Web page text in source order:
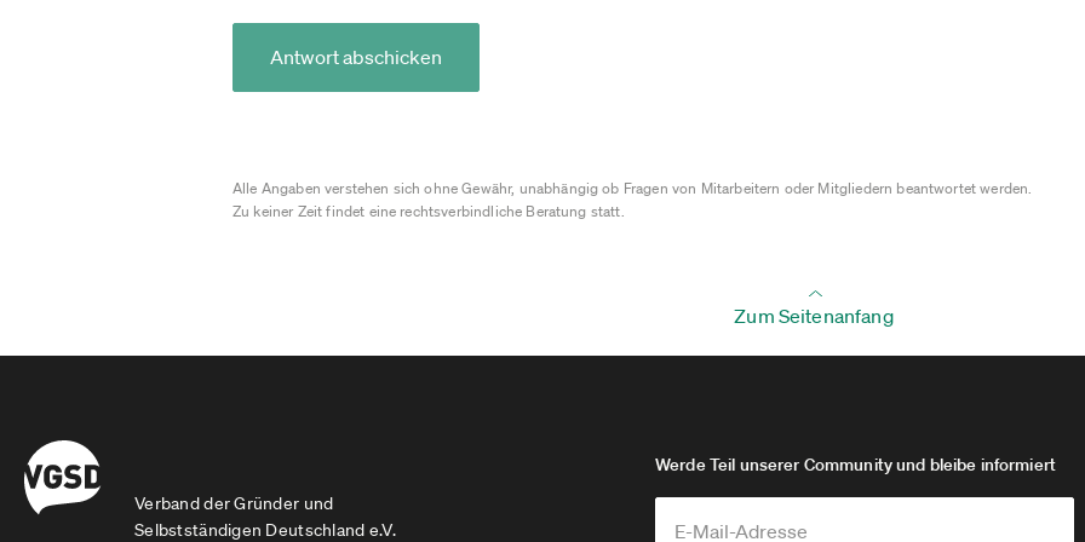
Antwort abschicken
Alle Angaben verstehen sich ohne Gewähr, unabhängig ob Fragen von Mitarbeitern oder Mitgliedern beantwortet werden.
Zu keiner Zeit findet eine rechtsverbindliche Beratung statt.
Zum Seitenanfang
Verband der Gründer und
Selbstständigen Deutschland e.V.
Werde Teil unserer Community und bleibe informiert